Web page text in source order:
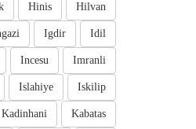
Hilvan
Hinis
Idil
Igdir
Imranli
Incesu
Iskilip
Islahiye
Kabatas
Kadinhani